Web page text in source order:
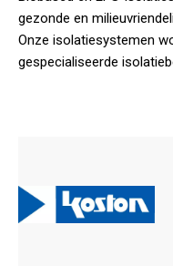
gezonde en
Onze isolatiesystemen
gespecialiseerde